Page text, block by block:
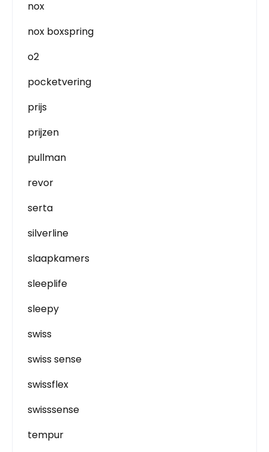
nox
nox boxspring
o2
pocketvering
prijs
prijzen
pullman
revor
serta
silverline
slaapkamers
sleeplife
sleepy
swiss
swiss sense
swissflex
swisssense
tempur